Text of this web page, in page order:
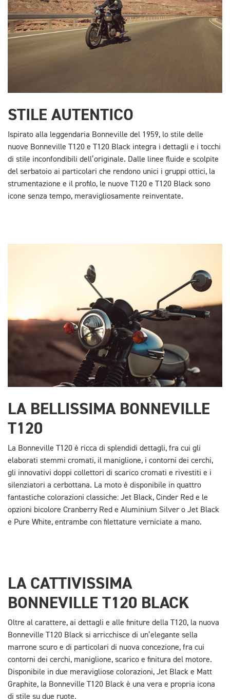
STILE AUTENTICO
Ispirato alla leggendaria Bonneville del 1959, lo stile delle
nuove Bonneville T120 e T120 Black integra i dettagli e i tocchi
di stile inconfondibili dell’originale. Dalle linee fluide e scolpite
del serbatoio ai particolari che rendono unici i gruppi ottici, la
strumentazione e il profilo, le nuove T120 e T120 Black sono
icone senza tempo, meravigliosamente reinventate.
LA BELLISSIMA BONNEVILLE
T120
La Bonneville T120 è ricca di splendidi dettagli, fra cui gli
elaborati stemmi cromati, il maniglione, i contorni dei cerchi,
gli innovativi doppi collettori di scarico cromati e rivestiti e i
silenziatori a cerbottana. La moto è disponibile in quattro
fantastiche colorazioni classiche: Jet Black, Cinder Red e le
opzioni bicolore Cranberry Red e Aluminium Silver o Jet Black
e Pure White, entrambe con filettature verniciate a mano.
LA CATTIVISSIMA
BONNEVILLE T120 BLACK
Oltre al carattere, ai dettagli e alle finiture della T120, la nuova
Bonneville T120 Black si arricchisce di un’elegante sella
marrone scuro e di particolari di nuova concezione, fra cui
contorni dei cerchi, maniglione, scarico e finitura del motore.
Disponibile in due meravigliose colorazioni, Jet Black e Matt
Graphite, la Bonneville T120 Black è una vera e propria icona
di stile su due ruote.